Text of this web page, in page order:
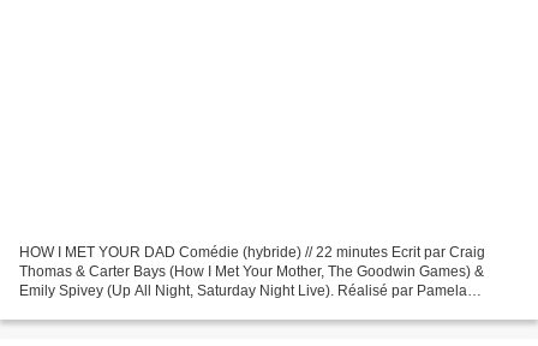
HOW I MET YOUR DAD Comédie (hybride) // 22 minutes Ecrit par Craig
Thomas & Carter Bays (How I Met Your Mother, The Goodwin Games) &
Emily Spivey (Up All Night, Saturday Night Live). Réalisé par Pamela